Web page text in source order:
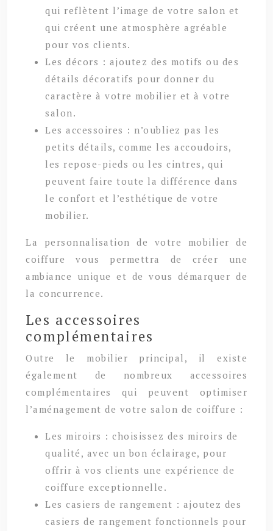
qui reflètent l’image de votre salon et
qui créent une atmosphère agréable
pour vos clients.
Les décors : ajoutez des motifs ou des
détails décoratifs pour donner du
caractère à votre mobilier et à votre
salon.
Les accessoires : n’oubliez pas les
petits détails, comme les accoudoirs,
les repose-pieds ou les cintres, qui
peuvent faire toute la différence dans
le confort et l’esthétique de votre
mobilier.
La personnalisation de votre mobilier de
coiffure vous permettra de créer une
ambiance unique et de vous démarquer de
la concurrence.
Les accessoires
complémentaires
Outre le mobilier principal, il existe
également de nombreux accessoires
complémentaires qui peuvent optimiser
l’aménagement de votre salon de coiffure :
Les miroirs : choisissez des miroirs de
qualité, avec un bon éclairage, pour
offrir à vos clients une expérience de
coiffure exceptionnelle.
Les casiers de rangement : ajoutez des
casiers de rangement fonctionnels pour